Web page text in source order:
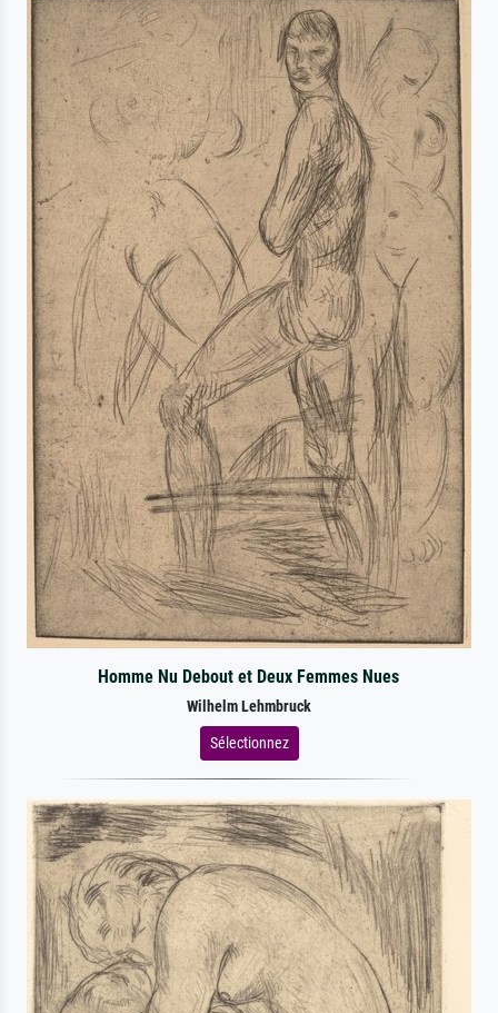
Homme Nu Debout et Deux Femmes Nues
Wilhelm Lehmbruck
Sélectionnez